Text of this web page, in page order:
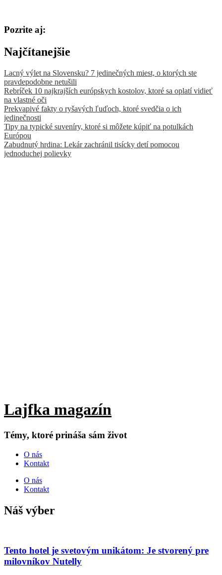
Pozrite aj:
Najčítanejšie
Lacný výlet na Slovensku? 7 jedinečných miest, o ktorých ste
pravdepodobne netušili
Rebríček 10 najkrajších európskych kostolov, ktoré sa oplatí vidieť
na vlastné oči
Prekvapivé fakty o ryšavých ľuďoch, ktoré svedčia o ich
jedinečnosti
Tipy na typické suveníry, ktoré si môžete kúpiť na potulkách
Európou
Zabudnutý hrdina: Lekár zachránil tisícky detí pomocou
jednoduchej polievky
Lajfka magazín
Témy, ktoré prináša sám život
O nás
Kontakt
O nás
Kontakt
Náš výber
Tento hotel je svetovým unikátom: Je stvorený pre
milovníkov Nutelly